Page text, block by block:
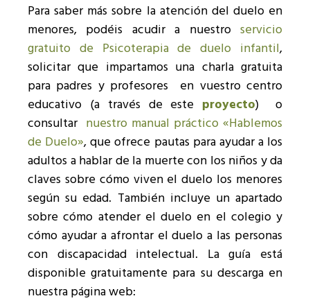
Para saber más sobre la atención del duelo en
menores, podéis acudir a nuestro servicio
gratuito de Psicoterapia de duelo infantil,
solicitar que impartamos una charla gratuita
para padres y profesores en vuestro centro
educativo (a través de este proyecto) o
consultar nuestro manual práctico «Hablemos
de Duelo», que ofrece pautas para ayudar a los
adultos a hablar de la muerte con los niños y da
claves sobre cómo viven el duelo los menores
según su edad. También incluye un apartado
sobre cómo atender el duelo en el colegio y
cómo ayudar a afrontar el duelo a las personas
con discapacidad intelectual. La guía está
disponible gratuitamente para su descarga en
nuestra página web: